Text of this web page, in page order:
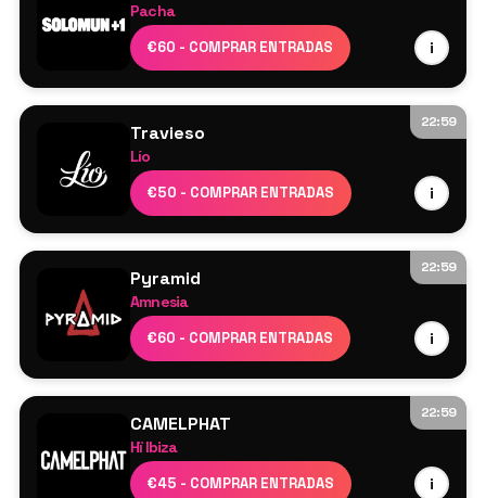
Pacha
€60 - COMPRAR ENTRADAS i
Solomun
Max Styler
22:59
Travieso
Lío
€50 - COMPRAR ENTRADAS i
Cartel por confirmar
22:59
Pyramid
Amnesia
€60 - COMPRAR ENTRADAS i
Ricardo Villalobos
Fumiya Tanaka
Laidlaw
Kepler
Germano Ventura
Sara Landry
22:59
CAMELPHAT
Hï Ibiza
€45 - COMPRAR ENTRADAS i
CamelPhat